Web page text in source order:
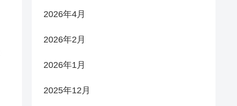
2026年4月
2026年2月
2026年1月
2025年12月